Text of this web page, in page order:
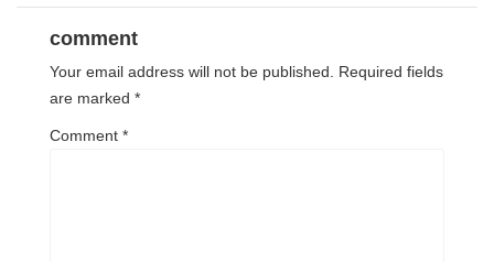
comment
Your email address will not be published.
Required fields
are marked *
Comment *